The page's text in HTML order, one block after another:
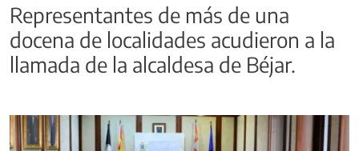
Representantes de más de una
docena de localidades acudieron a la
llamada de la alcaldesa de Béjar.